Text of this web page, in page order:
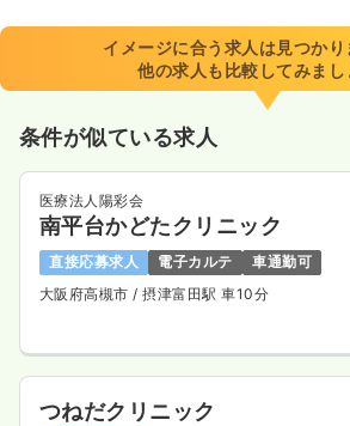
イメージに合う求人は見つかり
他の求人も比較してみまし
条件が似ている求人
医療法人陽彩会
南平台かどたクリニック
直接応募求人 電子カルテ
車通勤可
大阪府高槻市 / 摂津富田駅 車10分
つねだクリニック